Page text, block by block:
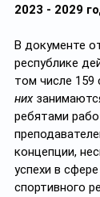
2023 - 2029
В документе
республике
том числе 159
них
ребятами
концепции,
успехи в
спортивного